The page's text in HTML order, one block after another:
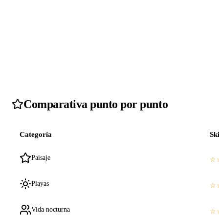
Comparativa punto por punto
Categoría
Paisaje
Playas
Vida nocturna